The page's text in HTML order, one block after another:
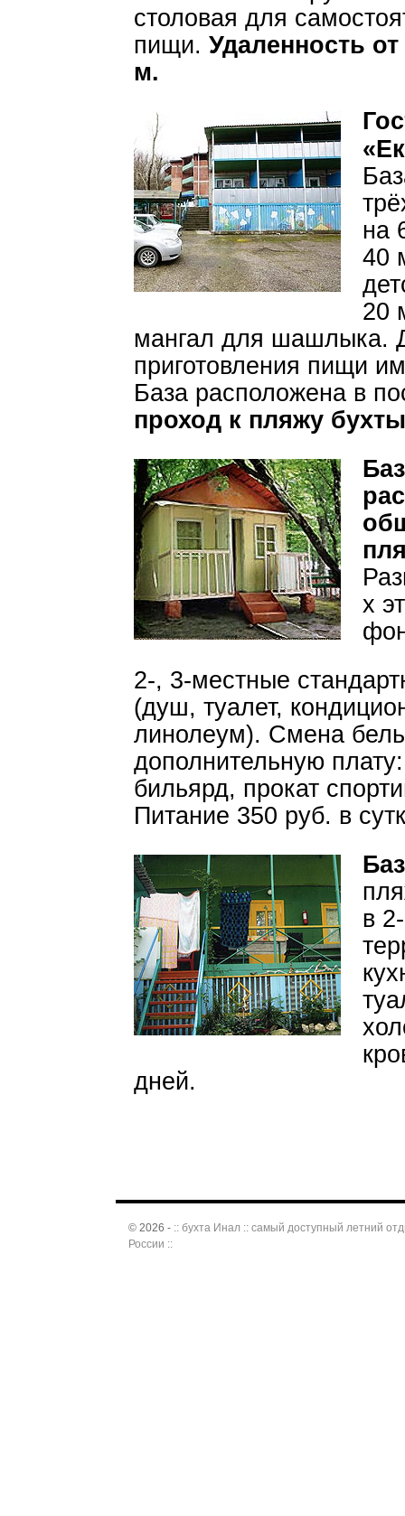
столовая для
пищи. Удаленность
м.
на
40
20
мангал для шашлыка.
приготовления пищи
База расположена в
проход к пляжу
х
2-, 3-местные
(душ, туалет,
линолеум). Смена
дополнительную
бильярд, прокат
Питание 350 руб. в
в
дней.
© 2026 - :: бухта Инал :: самый доступный летний
России ::